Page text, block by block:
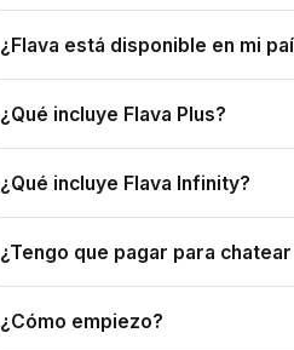
¿Flava está disponible en mi
¿Qué incluye Flava Plus?
¿Qué incluye Flava Infinity?
¿Tengo que pagar para
¿Cómo empiezo?